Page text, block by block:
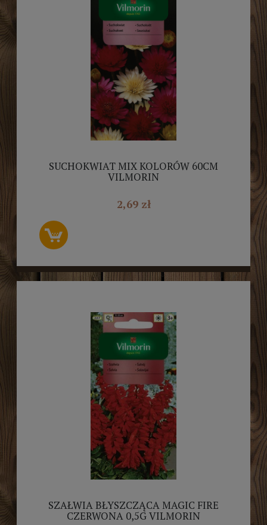
SUCHOKWIAT MIX KOLORÓW 60CM
VILMORIN
2,69 zł
SZAŁWIA BŁYSZCZĄCA MAGIC FIRE
CZERWONA 0,5G VILMORIN